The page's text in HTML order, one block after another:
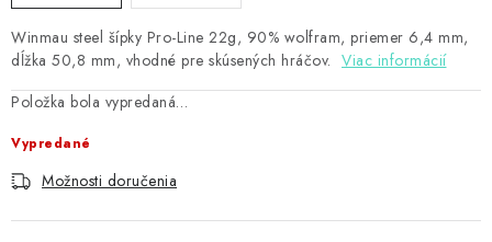
Winmau steel šípky Pro-Line 22g, 90% wolfram, priemer 6,4 mm,
dĺžka 50,8 mm, vhodné pre skúsených hráčov. Viac informácií
Položka bola vypredaná…
Vypredané
Možnosti doručenia